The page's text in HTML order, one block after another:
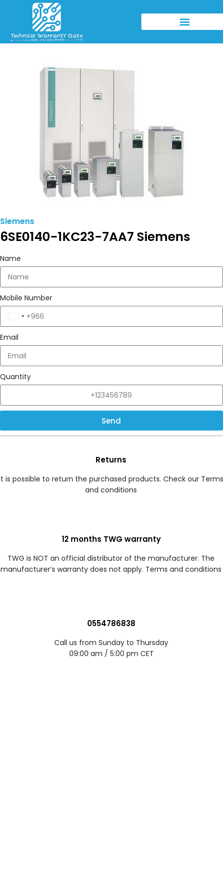
Siemens
6SE0140-1KC23-7AA7 Siemens
Name
Mobile Number
Saudi
Arabia
+966
Email
Quantity
Send
Returns
is possible to return the purchased products. Check our Terms
and conditions
12 months TWG warranty
TWG is NOT an official distributor of the manufacturer. The
manufacturer’s warranty does not apply. Terms and conditions
0554786838
Call us from Sunday to Thursday
09:00 am / 5:00 pm CET